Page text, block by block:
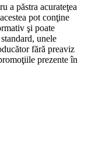
a păstra acurateţea
pot conţine
şi poate
unele
fără preaviz
prezente în